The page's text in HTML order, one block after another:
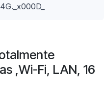
,Wi-Fi, LAN, 16